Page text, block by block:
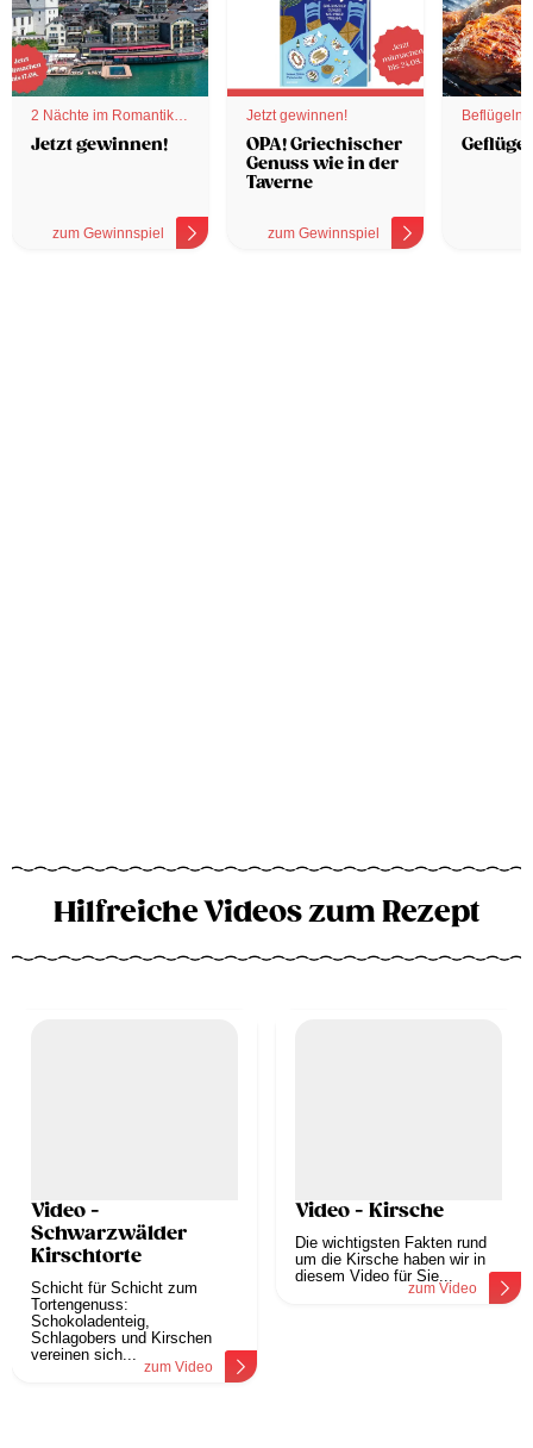
2 Nächte im Romantik
Hotel
Jetzt gewinnen!
zum Gewinnspiel
Jetzt gewinnen!
OPA! Griechischer
Genuss wie in der
Taverne
zum Gewinnspiel
Hilfreiche Videos zum Rezept
Video -
Schwarzwälder
Kirschtorte
Schicht für Schicht zum
Tortengenuss:
Schokoladenteig,
Schlagobers und Kirschen
vereinen sich...
zum Video
Video - Kirsche
Die wichtigsten Fakten rund
um die Kirsche haben wir in
diesem Video für Sie...
zum Video